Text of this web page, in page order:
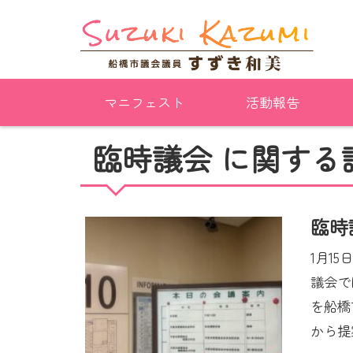
マニフェスト 活動報告
臨時議会 に関する
臨
1月15
議会
を船
から